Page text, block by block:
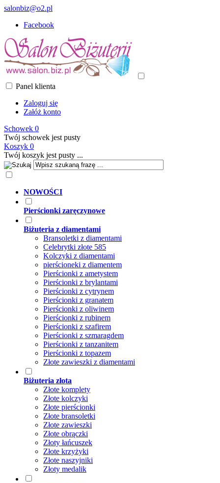
salonbiz@o2.pl
Facebook
Panel klienta
Zaloguj się
Załóż konto
Schowek 0
Twój schowek jest pusty
Koszyk 0
Twój koszyk jest pusty ...
NOWOŚCI
Pierścionki zaręczynowe
Biżuteria z diamentami
Bransoletki z diamentami
Celebrytki złote 585
Kolczyki z diamentami
pierścioneki z diamentem
Pierścionki z ametystem
Pierścionki z brylantami
Pierścionki z cytrynem
Pierścionki z granatem
Pierścionki z oliwinem
Pierścionki z rubinem
Pierścionki z szafirem
Pierścionki z szmaragdem
Pierścionki z tanzanitem
Pierścionki z topazem
Złote zawieszki z diamentami
Biżuteria złota
Złote komplety
Złote kolczyki
Złote pierścionki
Złote bransoletki
Złote zawieszki
Złote obrączki
Złoty łańcuszek
Złote krzyżyki
Złote naszyjniki
Złoty medalik